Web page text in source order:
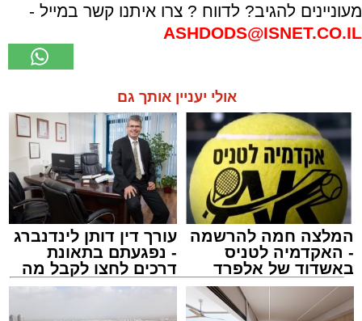
מעוניינים להגיב? לדווח ? צרו איתנו קשר במייל -
ASHDODS@ISNET.CO.IL
אולי יעניין אותך גם
המלצה חמה להרשמה
- האקדמיה לטניס
באשדוד של אלפרד
קריאולנסקי - לילדים
עורך דין דותן לינדנברג
- נפגעתם בתאונת
דרכים לחצו לקבל מה
שמגיע לכם